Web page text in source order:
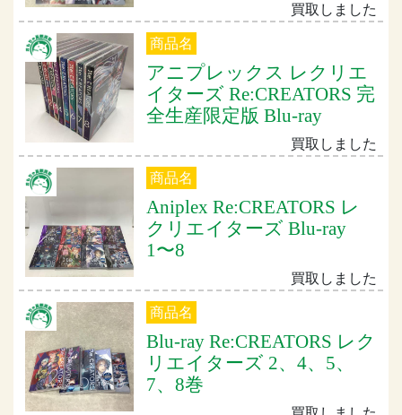
買取しました
商品名
アニプレックス レクリエ
イターズ Re:CREATORS 完
全生産限定版 Blu-ray
買取しました
商品名
Aniplex Re:CREATORS レ
クリエイターズ Blu-ray
1〜8
買取しました
商品名
Blu-ray Re:CREATORS レク
リエイターズ 2、4、5、
7、8巻